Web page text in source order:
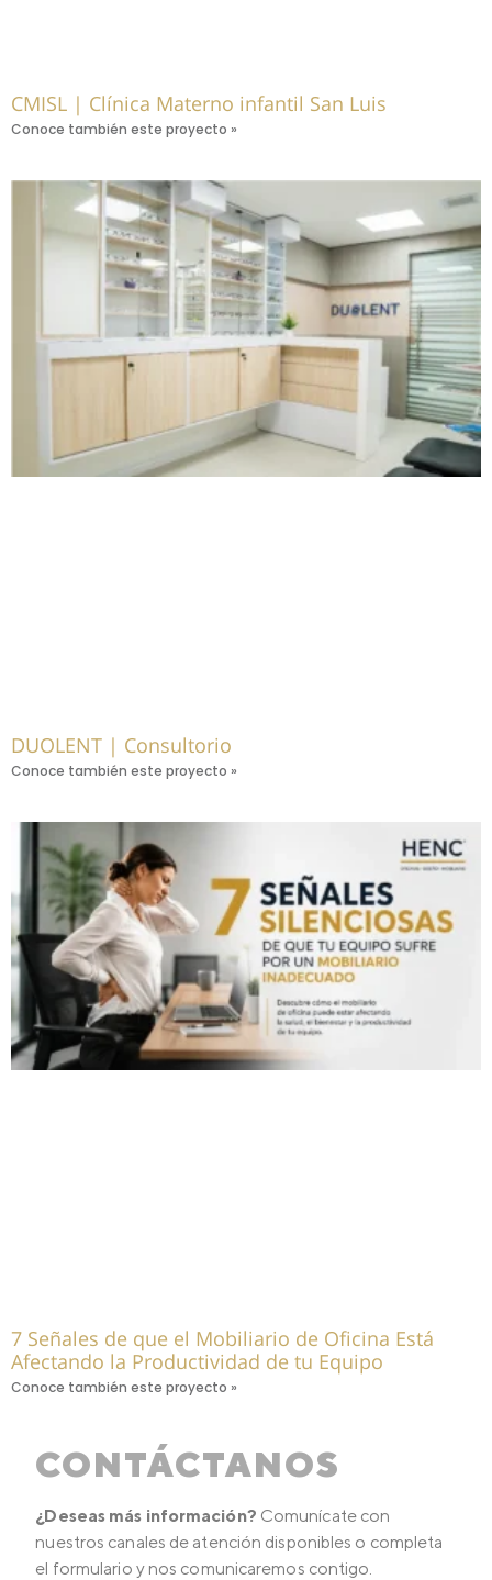
CMISL | Clínica Materno infantil San Luis
Conoce también este proyecto »
DUOLENT | Consultorio
Conoce también este proyecto »
7 Señales de que el Mobiliario de Oficina Está
Afectando la Productividad de tu Equipo
Conoce también este proyecto »
CONTÁCTANOS
¿Deseas más información? Comunícate con
nuestros canales de atención disponibles o completa
el formulario y nos comunicaremos contigo.